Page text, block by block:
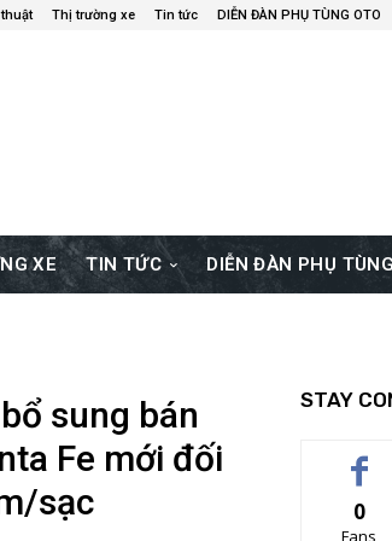
thuật Thị trường xe Tin tức DIỄN ĐÀN PHỤ TÙNG OTO
XE TIN TỨC DIỄN ĐÀN PHỤ
sung bán
Fe mới đối
sạc
STAY
0
Fans